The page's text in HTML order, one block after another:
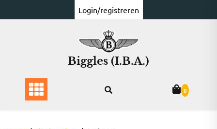
naar
Login/registreren
Biggles (I.B.A.)
0